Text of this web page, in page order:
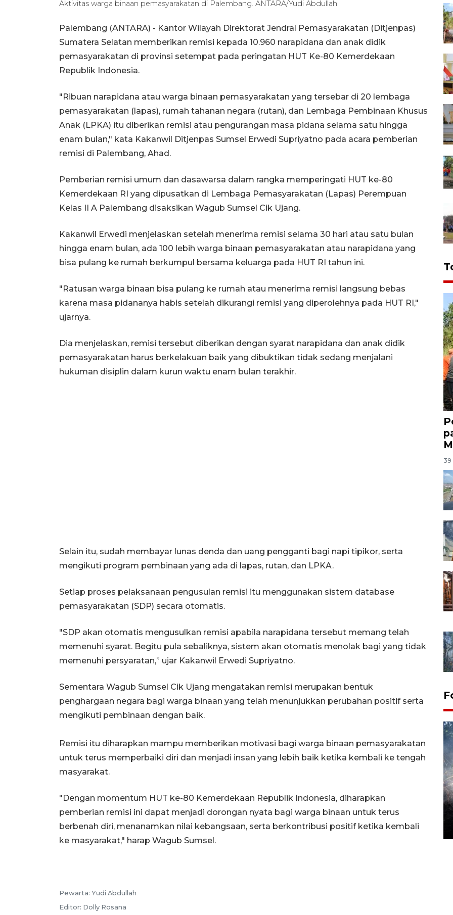
Aktivitas warga binaan pemasyarakatan di Palembang. ANTARA/Yudi Abdullah
Palembang (ANTARA) - Kantor Wilayah Direktorat Jendral Pemasyarakatan (Ditjenpas)
Sumatera Selatan memberikan remisi kepada 10.960 narapidana dan anak didik
pemasyarakatan di provinsi setempat pada peringatan HUT Ke-80 Kemerdekaan
Republik Indonesia.
"Ribuan narapidana atau warga binaan pemasyarakatan yang tersebar di 20 lembaga
pemasyarakatan (lapas), rumah tahanan negara (rutan), dan Lembaga Pembinaan Khusus
Anak (LPKA) itu diberikan remisi atau pengurangan masa pidana selama satu hingga
enam bulan," kata Kakanwil Ditjenpas Sumsel Erwedi Supriyatno pada acara pemberian
remisi di Palembang, Ahad.
Pemberian remisi umum dan dasawarsa dalam rangka memperingati HUT ke-80
Kemerdekaan RI yang dipusatkan di Lembaga Pemasyarakatan (Lapas) Perempuan
Kelas II A Palembang disaksikan Wagub Sumsel Cik Ujang.
Kakanwil Erwedi menjelaskan setelah menerima remisi selama 30 hari atau satu bulan
hingga enam bulan, ada 100 lebih warga binaan pemasyarakatan atau narapidana yang
bisa pulang ke rumah berkumpul bersama keluarga pada HUT RI tahun ini.
"Ratusan warga binaan bisa pulang ke rumah atau menerima remisi langsung bebas
karena masa pidananya habis setelah dikurangi remisi yang diperolehnya pada HUT RI,"
ujarnya.
Dia menjelaskan, remisi tersebut diberikan dengan syarat narapidana dan anak didik
pemasyarakatan harus berkelakuan baik yang dibuktikan tidak sedang menjalani
hukuman disiplin dalam kurun waktu enam bulan terakhir.
Selain itu, sudah membayar lunas denda dan uang pengganti bagi napi tipikor, serta
mengikuti program pembinaan yang ada di lapas, rutan, dan LPKA.
Setiap proses pelaksanaan pengusulan remisi itu menggunakan sistem database
pemasyarakatan (SDP) secara otomatis.
"SDP akan otomatis mengusulkan remisi apabila narapidana tersebut memang telah
memenuhi syarat. Begitu pula sebaliknya, sistem akan otomatis menolak bagi yang tidak
memenuhi persyaratan,” ujar Kakanwil Erwedi Supriyatno.
Sementara Wagub Sumsel Cik Ujang mengatakan remisi merupakan bentuk
penghargaan negara bagi warga binaan yang telah menunjukkan perubahan positif serta
mengikuti pembinaan dengan baik.
Remisi itu diharapkan mampu memberikan motivasi bagi warga binaan pemasyarakatan
untuk terus memperbaiki diri dan menjadi insan yang lebih baik ketika kembali ke tengah
masyarakat.
"Dengan momentum HUT ke-80 Kemerdekaan Republik Indonesia, diharapkan
pemberian remisi ini dapat menjadi dorongan nyata bagi warga binaan untuk terus
berbenah diri, menanamkan nilai kebangsaan, serta berkontribusi positif ketika kembali
ke masyarakat," harap Wagub Sumsel.
Pewarta: Yudi Abdullah
Editor: Dolly Rosana
39
Alokasi anggaran untuk bibit
kopi arabika Gayo
15 June 2026 11:15 WIB